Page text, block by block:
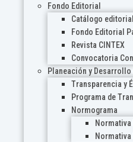
Fondo Editorial
Catálogo editorial
Fondo Editorial
Revista CINTEX
Convocatoria
Planeación y
Transparencia y
Programa de
Normograma
Normativa
Normativa